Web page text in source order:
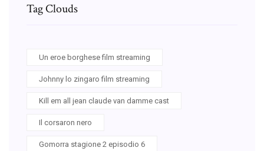
Tag Clouds
Un eroe borghese film streaming
Johnny lo zingaro film streaming
Kill em all jean claude van damme cast
Il corsaron nero
Gomorra stagione 2 episodio 6